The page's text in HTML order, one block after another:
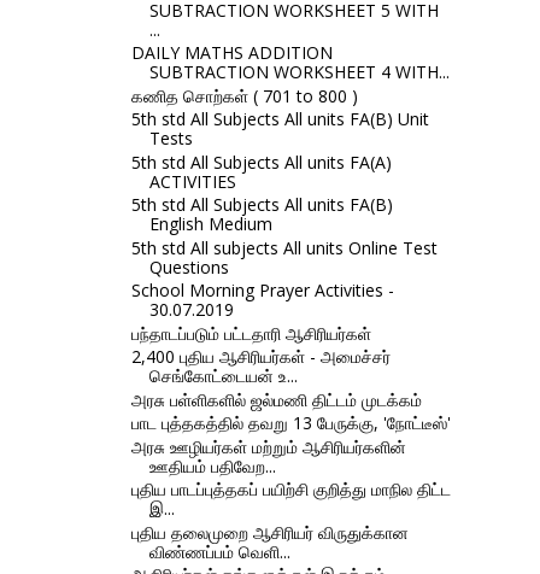
SUBTRACTION WORKSHEET 5 WITH
...
DAILY MATHS ADDITION
SUBTRACTION WORKSHEET 4 WITH...
கணித சொற்கள் ( 701 to 800 )
5th std All Subjects All units FA(B) Unit
Tests
5th std All Subjects All units FA(A)
ACTIVITIES
5th std All Subjects All units FA(B)
English Medium
5th std All subjects All units Online Test
Questions
School Morning Prayer Activities -
30.07.2019
பந்தாடப்படும் பட்டதாரி ஆசிரியர்கள்
2,400 புதிய ஆசிரியர்கள் - அமைச்சர்
செங்கோட்டையன் உ...
அரசு பள்ளிகளில் ஜல்மணி திட்டம் முடக்கம்
பாட புத்தகத்தில் தவறு 13 பேருக்கு, 'நோட்டீஸ்'
அரசு ஊழியர்கள் மற்றும் ஆசிரியர்களின்
ஊதியம் பதிவேற...
புதிய பாடப்புத்தகப் பயிற்சி குறித்து மாநில திட்ட
இ...
புதிய தலைமுறை ஆசிரியர் விருதுக்கான
விண்ணப்பம் வெளி...